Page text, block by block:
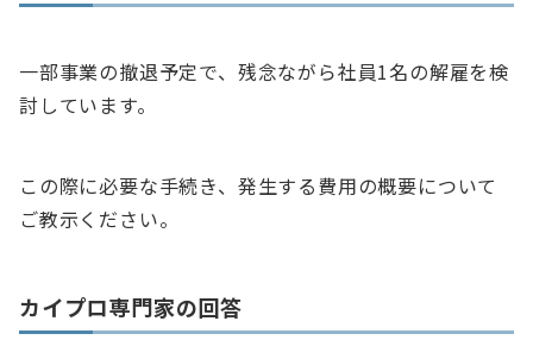
一部事業の撤退予定で、残念ながら社員1名の解雇を検
討しています。
この際に必要な手続き、発生する費用の概要について
ご教示ください。
カイプロ専門家の回答